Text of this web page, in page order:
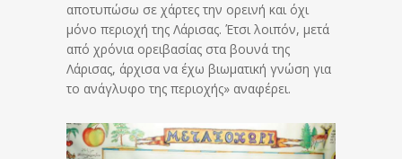
αποτυπώσω σε χάρτες την ορεινή και όχι
μόνο περιοχή της Λάρισας. Έτσι λοιπόν, μετά
από χρόνια ορειβασίας στα βουνά της
Λάρισας, άρχισα να έχω βιωματική γνώση για
το ανάγλυφο της περιοχής» αναφέρει.